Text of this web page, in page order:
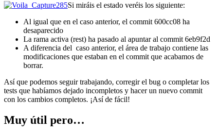
Si miráis el estado veréis los siguiente:
Al igual que en el caso anterior, el commit 600cc08 ha
desaparecido
La rama activa (rest) ha pasado al apuntar al commit 6eb9f2d
A diferencia del caso anterior, el área de trabajo contiene las
modificaciones que estaban en el commit que acabamos de
borrar.
Así que podemos seguir trabajando, corregir el bug o completar los
tests que habíamos dejado incompletos y hacer un nuevo commit
con los cambios completos. ¡Así de fácil!
Muy útil pero…